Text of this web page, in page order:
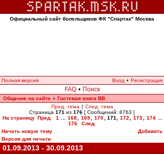
Официальный сайт болельщиков ФК "Спартак" Москва
Полная версия Вход • Регистрация
FAQ • Поиск
Общение на сайте » Гостевая книга ВВ
Пред. тема | След. тема
Страница 171 из 176 [ Сообщений: 8763 ]
На страницу Пред. 1 168 169 170 171 172 173 174
176
След.
Начать новую тему
Добавить
Версия для печати
01.09.2013 - 30.09.2013